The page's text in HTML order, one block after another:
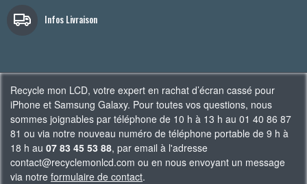
Infos Livraison
Recycle mon LCD, votre expert en rachat d’écran cassé pour
iPhone et Samsung Galaxy. Pour toutes vos questions, nous
sommes joignables par téléphone de 10 h à 13 h au 01 40 86 87
81 ou via notre nouveau numéro de téléphone portable de 9 h à
18 h au 07 83 45 53 88, par email à l'adresse
contact@recyclemonlcd.com ou en nous envoyant un message
via notre formulaire de contact.